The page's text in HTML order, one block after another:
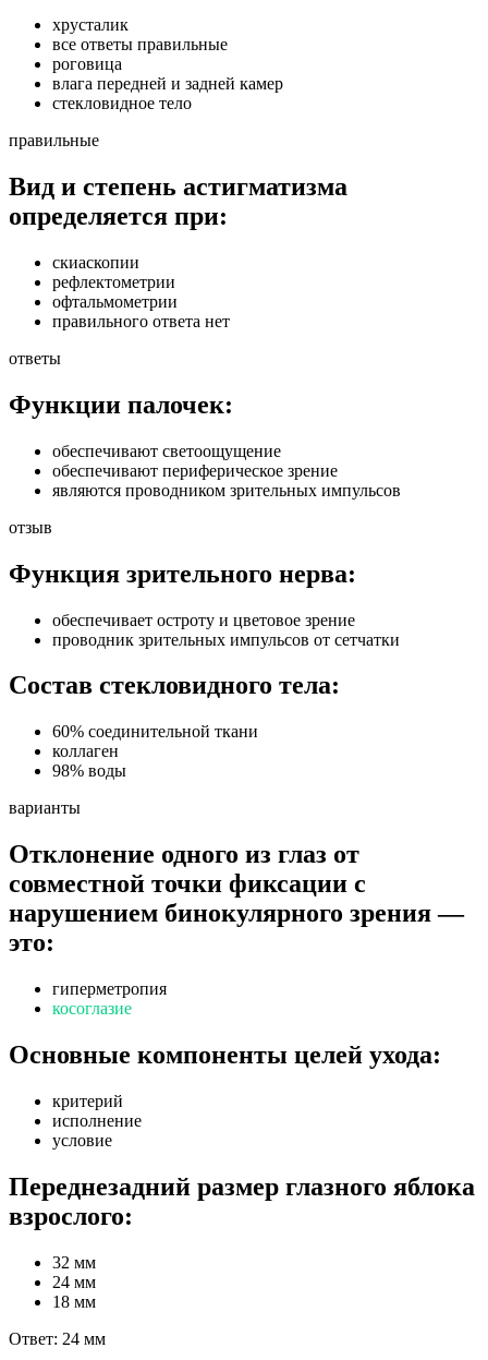
хрусталик
все ответы правильные
роговица
влага передней и задней камер
стекловидное тело
правильные
Вид и степень астигматизма
определяется при:
скиаскопии
рефлектометрии
офтальмометрии
правильного ответа нет
ответы
Функции палочек:
обеспечивают светоощущение
обеспечивают периферическое зрение
являются проводником зрительных импульсов
отзыв
Функция зрительного нерва:
обеспечивает остроту и цветовое зрение
проводник зрительных импульсов от сетчатки
Состав стекловидного тела:
60% соединительной ткани
коллаген
98% воды
варианты
Отклонение одного из глаз от
совместной точки фиксации с
нарушением бинокулярного зрения —
это:
гиперметропия
косоглазие
Основные компоненты целей ухода:
критерий
исполнение
условие
Переднезадний размер глазного яблока
взрослого:
32 мм
24 мм
18 мм
Ответ: 24 мм